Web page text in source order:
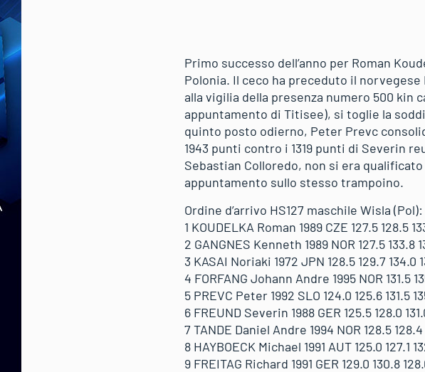
Primo successo dell’anno per Roman
Polonia. Il ceco ha preceduto il
alla vigilia della presenza numero 500 kin
appuntamento di Titisee), si toglie la
quinto posto odierno, Peter Prevc
1943 punti contro i 1319 punti di Severin
Sebastian Colloredo, non si era
appuntamento sullo stesso trampoino.
Ordine d’arrivo HS127 maschile Wisla (Pol):
1 KOUDELKA Roman 1989 CZE 127.5 128.5
2 GANGNES Kenneth 1989 NOR 127.5 133.8
3 KASAI Noriaki 1972 JPN 128.5 129.7 134.0
4 FORFANG Johann Andre 1995 NOR 131.5
5 PREVC Peter 1992 SLO 124.0 125.6 131.5
6 FREUND Severin 1988 GER 125.5 128.0
7 TANDE Daniel Andre 1994 NOR 128.5
8 HAYBOECK Michael 1991 AUT 125.0 127.1
9 FREITAG Richard 1991 GER 129.0 130.8